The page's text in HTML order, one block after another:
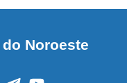
Noroeste